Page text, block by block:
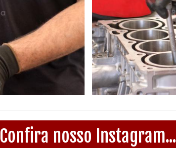
Confira nosso Instagram...